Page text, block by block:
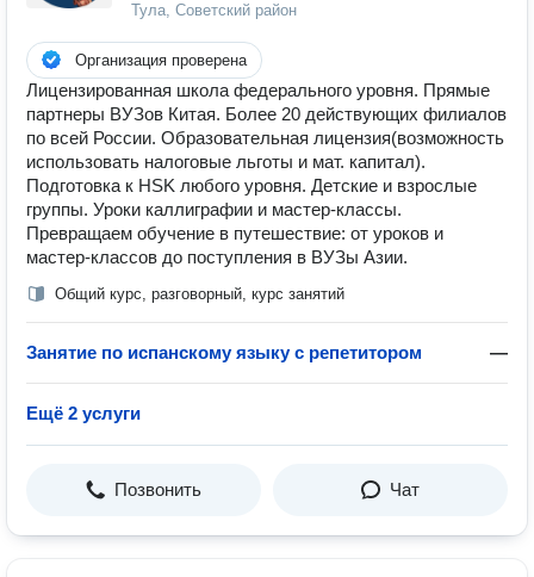
Тула, Советский район
Организация проверена
Лицензированная школа федерального уровня. Прямые
партнеры ВУЗов Китая. Более 20 действующих филиалов
по всей России. Образовательная лицензия(возможность
использовать налоговые льготы и мат. капитал).
Подготовка к HSK любого уровня. Детские и взрослые
группы. Уроки каллиграфии и мастер-классы.
Превращаем обучение в путешествие: от уроков и
мастер-классов до поступления в ВУЗы Азии.
Общий курс, разговорный, курс занятий
Занятие по испанскому языку с репетитором —
Ещё 2 услуги
Позвонить Чат